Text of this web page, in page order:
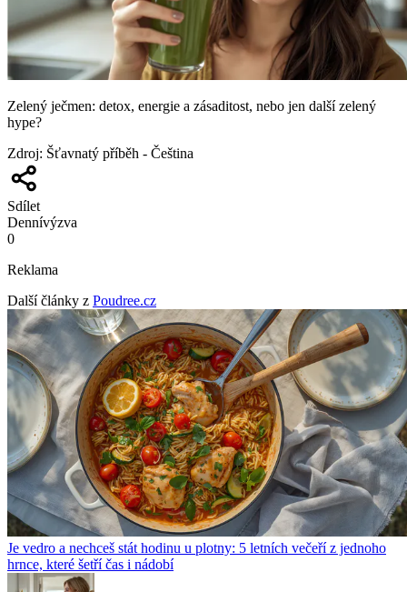
Zelený ječmen: detox, energie a zásaditost, nebo jen další zelený
hype?
Zdroj: Šťavnatý příběh - Čeština
Sdílet
Dennívýzva
0
Reklama
Další články z Poudree.cz
Je vedro a nechceš stát hodinu u plotny: 5 letních večeří z jednoho
hrnce, které šetří čas i nádobí